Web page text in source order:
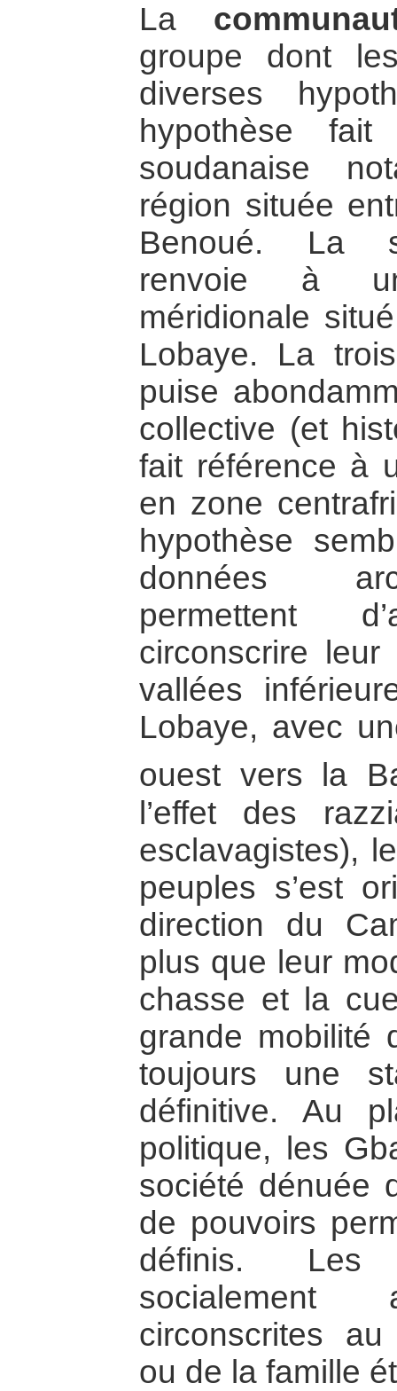
La
groupe dont
diverses
hypothèse
soudanaise
région située
Benoué. La
renvoie à
méridionale
Lobaye. La
puise
collective (et
fait référence à
en zone
hypothèse
données
permettent
circonscrire leur
vallées
Lobaye, avec
ouest vers la
l’effet des
esclavagistes),
peuples s’est
direction du
plus que leur
chasse et la
grande mobilité
toujours une
définitive. Au
politique, les
société dénuée
de pouvoirs
définis. Les
socialement
circonscrites
ou de la famille